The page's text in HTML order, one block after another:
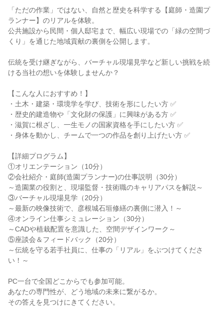
「ただの作業」ではない、自然と歴史を科学する【庭師・造園プ
ランナー】のリアルを体験。
公共施設から民間・個人邸宅まで、幅広い現場での「緑の空間づ
くり」を通じた地域貢献の裏側を公開します。
伝統を受け継ぎながら、バーチャル現場見学など新しい挑戦を続
ける当社の想いを体験しませんか？
【こんな人におすすめ！】
・土木・建築・環境学を学び、技術を形にしたい方 ✅
・歴史的建造物や「文化財の保護」に興味がある方 ✅
・滋賀に根ざし、一生モノの国家資格を手にしたい方 ✅
・身体を動かし、チームで一つの作品を創り上げたい方 ✅
【詳細プログラム】
①オリエンテーション（10分）
②会社紹介・庭師(造園プランナー)の仕事説明（30分）
～造園業の役割と、現場監督・技術職のキャリアパスを解説～
③バーチャル現場見学（20分）
～最新の映像技術で、彦根城石垣修繕の裏側に潜入！～
④オンライン仕事シミュレーション（30分）
～CADや植栽配置を意識した、空間デザインワーク～
⑤座談会＆フィードバック（20分）
～伝統を守る若手社員に、仕事の「リアル」をぶつけてくださ
い！～
PC一台で全国どこからでも参加可能。
あなたの専門性が、どう地域の未来に繋がるか。
その答えを見つけにきてください。